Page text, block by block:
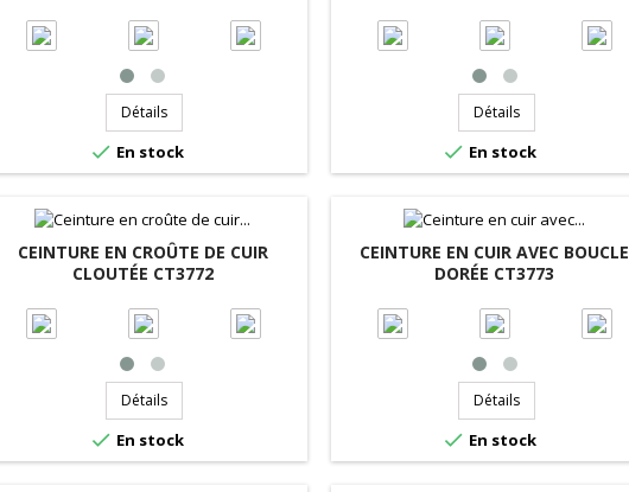
Détails
 En stock
Détails
 En stock
CEINTURE EN CROÛTE DE CUIR
CLOUTÉE CT3772
Détails
 En stock
CEINTURE EN CUIR AVEC BOUCLE
DORÉE CT3773
Détails
 En stock